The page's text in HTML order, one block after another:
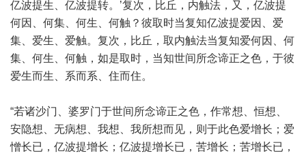
亿波提生、亿波提转。’复次，比丘，内触法，又，亿波提
何因、何集、何生、何触？彼取时当复知亿波提爱因、爱
集、爱生、爱触。复次，比丘，取内触法当复知爱何因、何
集、何生、何触，如是取时，当知世间所念谛正之色，于彼
爱生而生、系而系、住而住。
“若诸沙门、婆罗门于世间所念谛正之色，作常想、恒想、
安隐想、无病想、我想、我所想而见，则于此色爱增长；爱
憎长已，亿波提增长；亿波提增长已，苦增长；苦增长已，